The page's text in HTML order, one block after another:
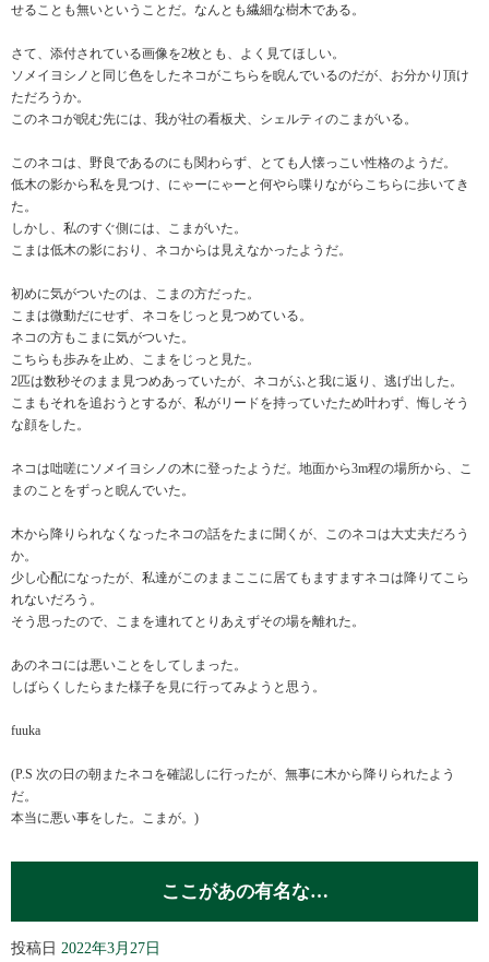
せることも無いということだ。なんとも繊細な樹木である。
さて、添付されている画像を2枚とも、よく見てほしい。
ソメイヨシノと同じ色をしたネコがこちらを睨んでいるのだが、お分かり頂け
ただろうか。
このネコが睨む先には、我が社の看板犬、シェルティのこまがいる。
このネコは、野良であるのにも関わらず、とても人懐っこい性格のようだ。
低木の影から私を見つけ、にゃーにゃーと何やら喋りながらこちらに歩いてき
た。
しかし、私のすぐ側には、こまがいた。
こまは低木の影におり、ネコからは見えなかったようだ。
初めに気がついたのは、こまの方だった。
こまは微動だにせず、ネコをじっと見つめている。
ネコの方もこまに気がついた。
こちらも歩みを止め、こまをじっと見た。
2匹は数秒そのまま見つめあっていたが、ネコがふと我に返り、逃げ出した。
こまもそれを追おうとするが、私がリードを持っていたため叶わず、悔しそう
な顔をした。
ネコは咄嗟にソメイヨシノの木に登ったようだ。地面から3m程の場所から、こ
まのことをずっと睨んでいた。
木から降りられなくなったネコの話をたまに聞くが、このネコは大丈夫だろう
か。
少し心配になったが、私達がこのままここに居てもますますネコは降りてこら
れないだろう。
そう思ったので、こまを連れてとりあえずその場を離れた。
あのネコには悪いことをしてしまった。
しばらくしたらまた様子を見に行ってみようと思う。
fuuka
(P.S 次の日の朝またネコを確認しに行ったが、無事に木から降りられたよう
だ。
本当に悪い事をした。こまが。)
ここがあの有名な…
投稿日 2022年3月27日